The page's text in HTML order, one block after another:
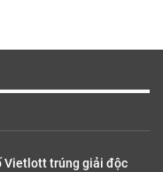
Vietlott trúng giải độc